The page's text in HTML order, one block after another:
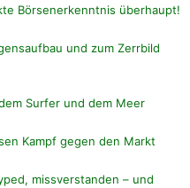
Börsenerkenntnis überhaupt!
und zum Zerrbild
Surfer und dem Meer
Kampf gegen den Markt
missverstanden – und